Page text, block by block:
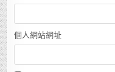
個人網站網址